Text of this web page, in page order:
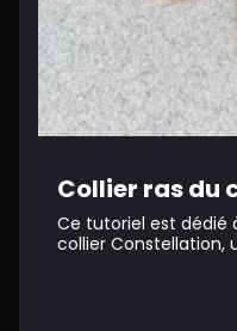
Collier ras du
Ce tutoriel est dédié
collier Constellation,